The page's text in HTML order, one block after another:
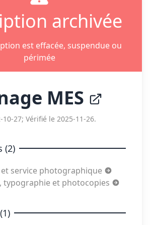
archivée
est effacée, suspendue ou
périmée
MES
27; Vérifié le 2025-11-26.
(2)
service photographique
typographie et photocopies